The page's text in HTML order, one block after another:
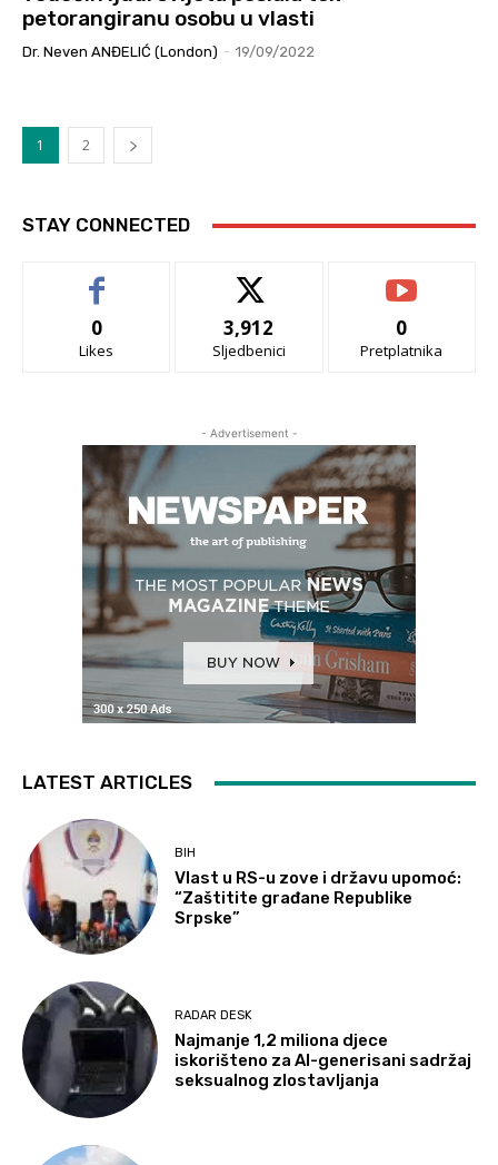
petorangiranu osobu u vlasti
Dr. Neven ANĐELIĆ (London) - 19/09/2022
1 2
STAY CONNECTED
0
Likes
3,912
Sljedbenici
0
Pretplatnika
- Advertisement -
LATEST ARTICLES
BIH
Vlast u RS-u zove i državu upomoć:
“Zaštitite građane Republike
Srpske”
RADAR DESK
Najmanje 1,2 miliona djece
iskorišteno za AI-generisani sadržaj
seksualnog zlostavljanja